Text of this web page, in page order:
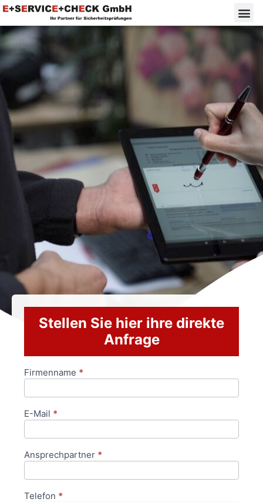
Stellen Sie hier ihre direkte
Anfrage
Anfrageformular
Firmenname *
E-Mail *
Ansprechpartner *
Telefon *